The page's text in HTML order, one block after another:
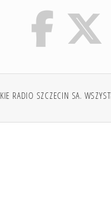
RADIO SZCZECIN SA.